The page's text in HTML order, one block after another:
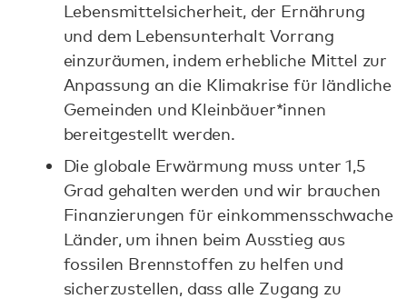
Lebensmittelsicherheit, der Ernährung
und dem Lebensunterhalt Vorrang
einzuräumen, indem erhebliche Mittel zur
Anpassung an die Klimakrise für ländliche
Gemeinden und Kleinbäuer*innen
bereitgestellt werden.
Die globale Erwärmung muss unter 1,5
Grad gehalten werden und wir brauchen
Finanzierungen für einkommensschwache
Länder, um ihnen beim Ausstieg aus
fossilen Brennstoffen zu helfen und
sicherzustellen, dass alle Zugang zu